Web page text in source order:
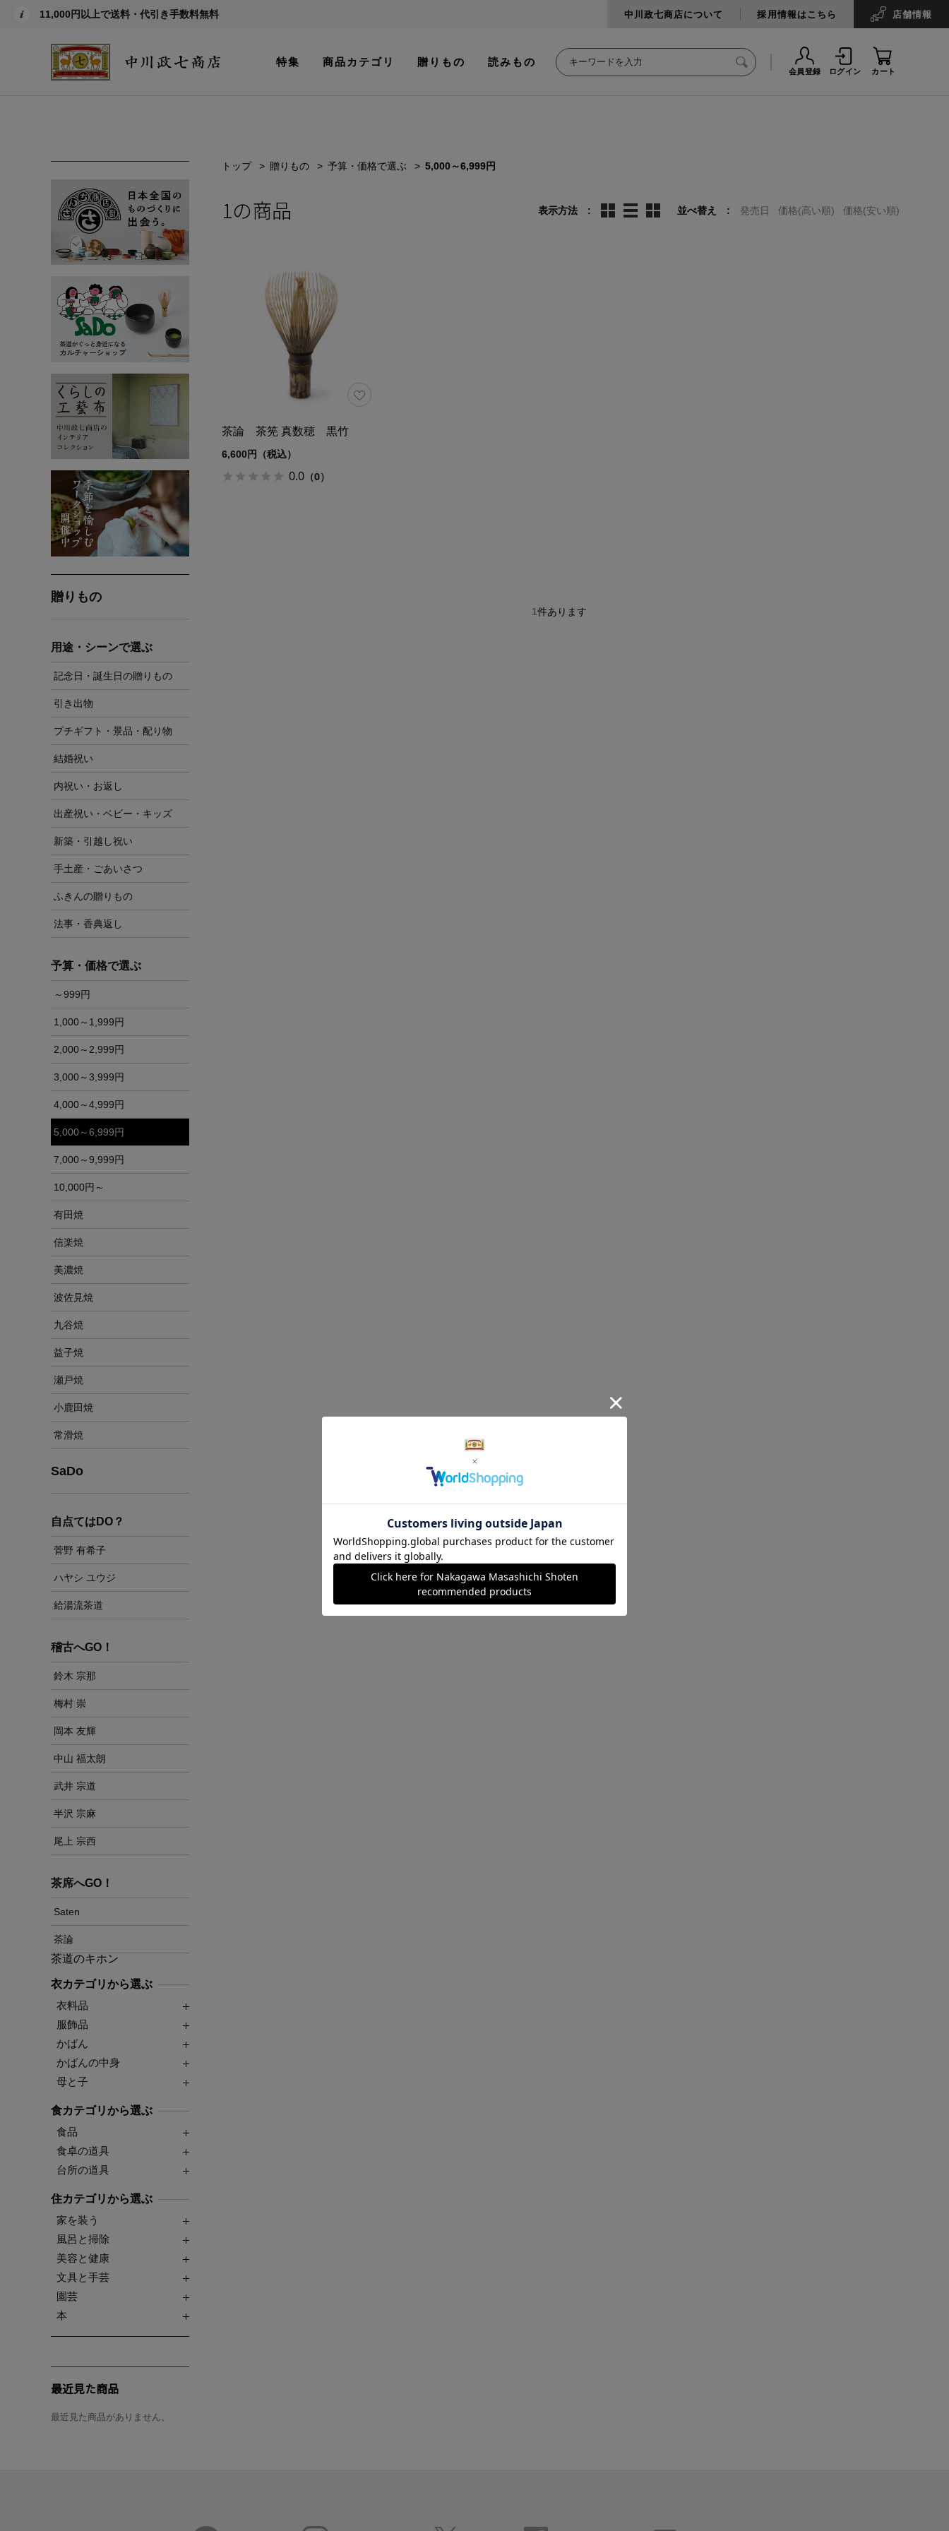
11,000円以上で送料・代引き手数料無料 中川政七商店について 採用情報はこちら 店舗情報
特集 商品カテゴリ 贈りもの 読みもの
会員登録 ログイン カート
贈りもの
用途・シーンで選ぶ
記念日・誕生日の贈りもの
引き出物
プチギフト・景品・配り物
結婚祝い
内祝い・お返し
出産祝い・ベビー・キッズ
新築・引越し祝い
手土産・ごあいさつ
ふきんの贈りもの
法事・香典返し
予算・価格で選ぶ
～999円
1,000～1,999円
2,000～2,999円
3,000～3,999円
4,000～4,999円
5,000～6,999円
7,000～9,999円
10,000円～
有田焼
信楽焼
美濃焼
波佐見焼
九谷焼
益子焼
瀬戸焼
小鹿田焼
常滑焼
SaDo
自点てはDO？
菅野 有希子
ハヤシ ユウジ
給湯流茶道
稽古へGO！
鈴木 宗那
梅村 崇
岡本 友輝
中山 福太朗
武井 宗道
半沢 宗麻
尾上 宗西
茶席へGO！
Saten
茶論
茶道のキホン
衣カテゴリから選ぶ
衣料品
服飾品
かばん
かばんの中身
母と子
食カテゴリから選ぶ
食品
食卓の道具
台所の道具
住カテゴリから選ぶ
家を装う
風呂と掃除
美容と健康
文具と手芸
園芸
本
最近見た商品
最近見た商品がありません。
トップ 贈りもの 予算・価格で選ぶ 5,000～6,999円
1の商品 表示方法 並べ替え 発売日 価格(高い順) 価格(安い順)
茶論 茶筅 真数穂 黒竹
6,600円（税込）
0.0 （0）
1件あります